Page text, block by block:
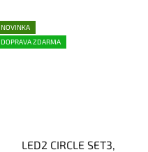
NOVINKA
DOPRAVA ZDARMA
LED2 CIRCLE SET3,